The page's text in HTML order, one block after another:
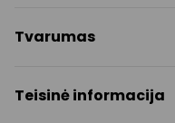
Pramogos
Nemokami patogumai
Kontaktai
Tvarumas
Tvarumo ataskaita
Teisinė informacija